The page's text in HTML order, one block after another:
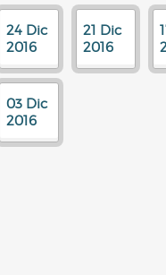
24 Dic
2016
21 Dic
2016
03 Dic
2016